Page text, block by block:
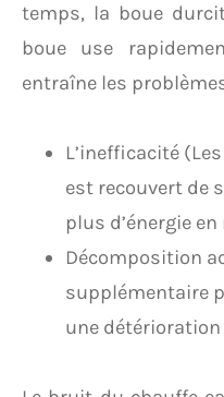
temps, la boue
boue use
entraîne les
L’inefficacité
est recouvert de
plus d’énergie
Décomposition
supplémentaire
une